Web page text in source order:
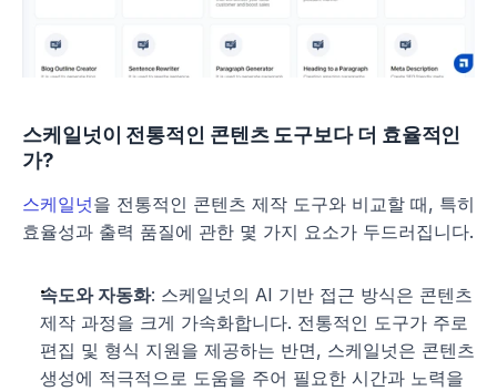
스케일넛이 전통적인 콘텐츠 도구보다 더 효율적인
가?
스케일넛을 전통적인 콘텐츠 제작 도구와 비교할 때, 특히
효율성과 출력 품질에 관한 몇 가지 요소가 두드러집니다.
속도와 자동화: 스케일넛의 AI 기반 접근 방식은 콘텐츠
제작 과정을 크게 가속화합니다. 전통적인 도구가 주로
편집 및 형식 지원을 제공하는 반면, 스케일넛은 콘텐츠
생성에 적극적으로 도움을 주어 필요한 시간과 노력을